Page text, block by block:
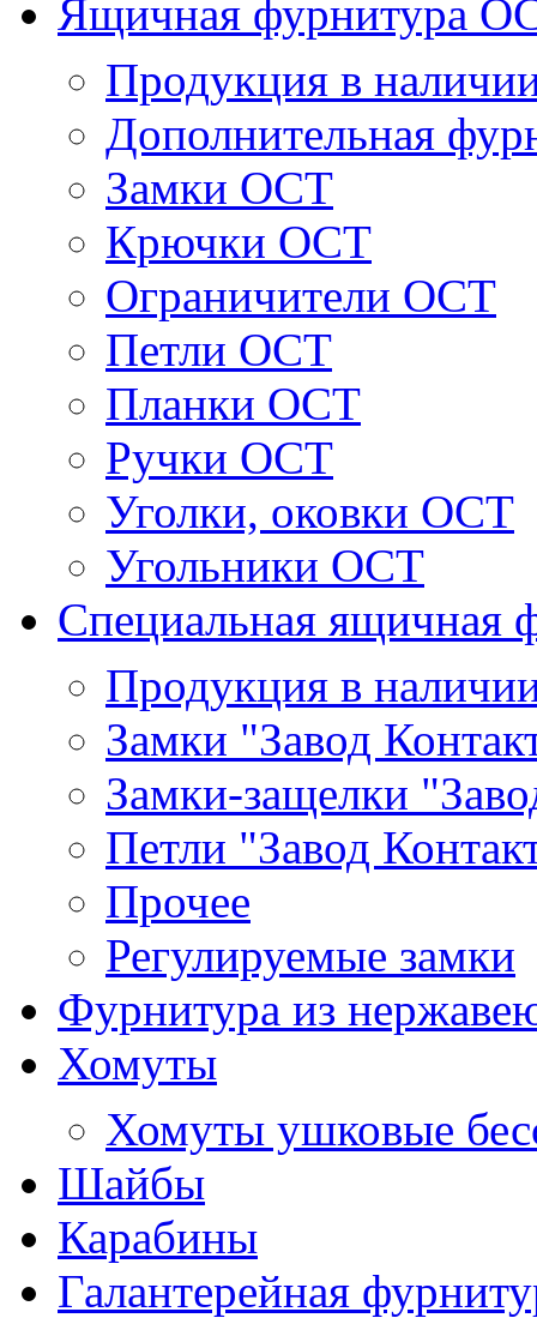
Ящичная фурнитура
Продукция в
Дополнительная
Замки ОСТ
Крючки ОСТ
Ограничители ОСТ
Петли ОСТ
Планки ОСТ
Ручки ОСТ
Уголки, оковки ОСТ
Угольники ОСТ
Специальная ящичная
Продукция в
Замки "Завод
Замки-защелки
Петли "Завод
Прочее
Регулируемые замки
Фурнитура из
Хомуты
Хомуты ушковые
Шайбы
Карабины
Галантерейная